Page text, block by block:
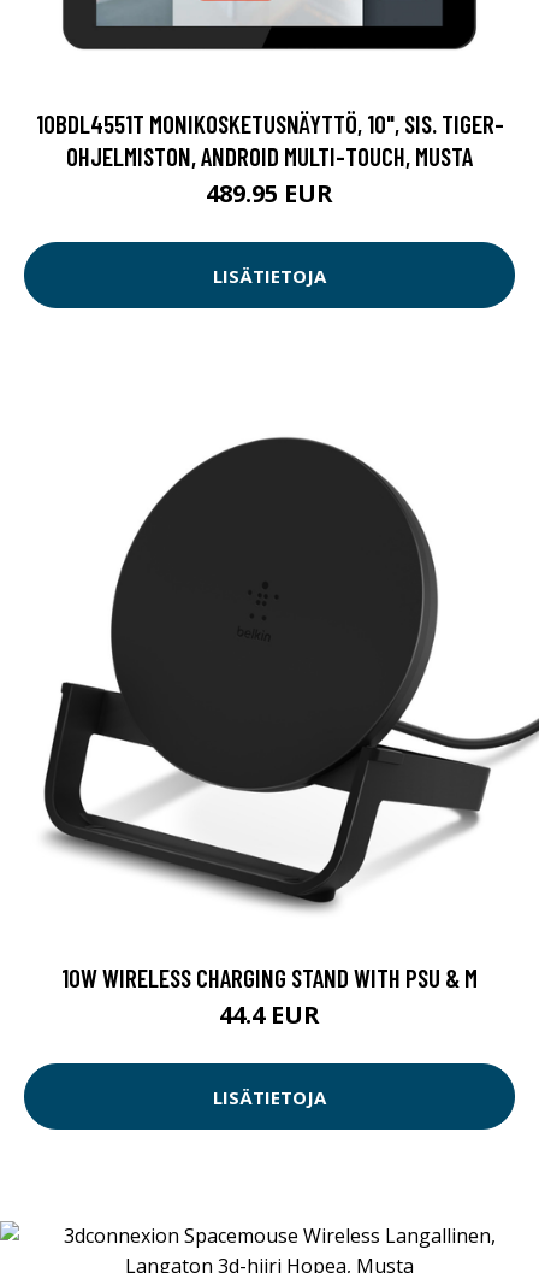
10BDL4551T MONIKOSKETUSNÄYTTÖ, 10", SIS. TIGER-
OHJELMISTON, ANDROID MULTI-TOUCH, MUSTA
489.95 EUR
LISÄTIETOJA
10W WIRELESS CHARGING STAND WITH PSU & M
44.4 EUR
LISÄTIETOJA